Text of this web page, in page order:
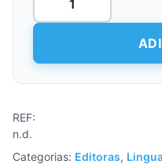
Vamos
Pesca!
REF:
n.d.
Categorias: Editoras,